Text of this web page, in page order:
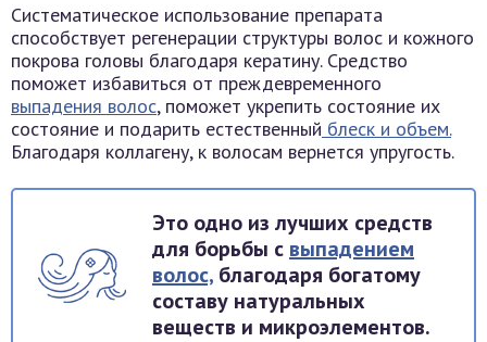
Систематическое использование препарата
способствует регенерации структуры волос и кожного
покрова головы благодаря кератину. Средство
поможет избавиться от преждевременного
выпадения волос, поможет укрепить состояние их
состояние и подарить естественный блеск и объем.
Благодаря коллагену, к волосам вернется упругость.
Это одно из лучших средств
для борьбы с выпадением
волос, благодаря богатому
составу натуральных
веществ и микроэлементов.